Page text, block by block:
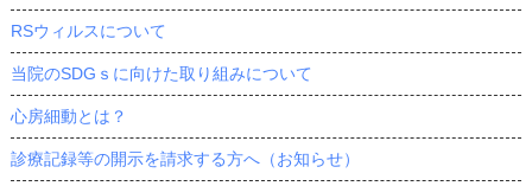
RSウィルスについて
当院のSDGｓに向けた取り組みについて
心房細動とは？
診療記録等の開示を請求する方へ（お知らせ）